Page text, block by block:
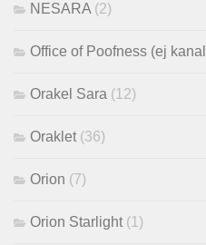
NESARA (2)
Office of Poofness (ej
Orakel Sara (12)
Oraklet (36)
Orion (7)
Orion Starlight (1)